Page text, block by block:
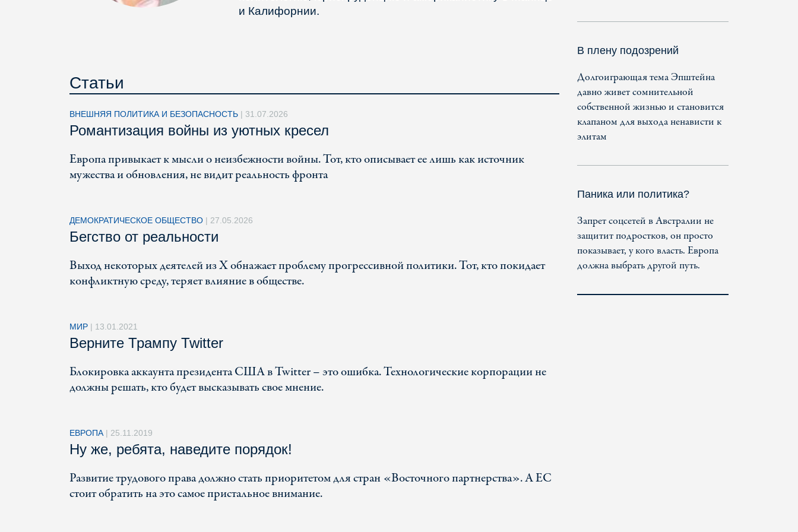
и Калифорнии.
Статьи
ВНЕШНЯЯ ПОЛИТИКА И БЕЗОПАСНОСТЬ | 31.07.2026
Романтизация войны из уютных кресел
Европа привыкает к мысли о неизбежности войны. Тот, кто описывает ее лишь как источник
мужества и обновления, не видит реальность фронта
ДЕМОКРАТИЧЕСКОЕ ОБЩЕСТВО | 27.05.2026
Бегство от реальности
Выход некоторых деятелей из X обнажает проблему прогрессивной политики. Тот, кто покидает
конфликтную среду, теряет влияние в обществе.
МИР | 13.01.2021
Верните Трампу Twitter
Блокировка аккаунта президента США в Twitter – это ошибка. Технологические корпорации не
должны решать, кто будет высказывать свое мнение.
ЕВРОПА | 25.11.2019
Ну же, ребята, наведите порядок!
Развитие трудового права должно стать приоритетом для стран «Восточного партнерства». А ЕC
стоит обратить на это самое пристальное внимание.
В плену подозрений
Долгоиграющая тема Эпштейна
давно живет сомнительной
собственной жизнью и становится
клапаном для выхода ненависти к
элитам
Паника или политика?
Запрет соцсетей в Австралии не
защитит подростков, он просто
показывает, у кого власть. Европа
должна выбрать другой путь.